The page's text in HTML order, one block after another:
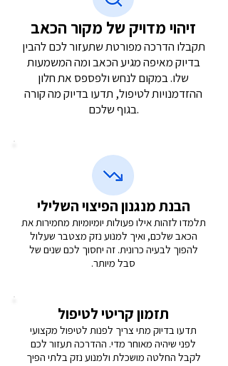
זיהוי מדויק של מקור הכאב
תקבלו הדרכה מפורטת שתעזור לכם להבין
בדיוק מאיפה מגיע הכאב ומה המשמעות
שלו. במקום לנחש ולפספס את חלון
ההזדמנויות לטיפול, תדעו בדיוק מה קורה
בגוף שלכם.
הבנת מנגנון הפיצוי השלילי
תלמדו לזהות אילו פעולות יומיומיות מחמירות את
הכאב שלכם, ואיך למנוע נזק מצטבר שעלול
להפוך לבעיה כרונית. זה יחסוך לכם שנים של
סבל מיותר.
תזמון קריטי לטיפול
תדעו בדיוק מתי צריך לפנות לטיפול מקצועי
לפני שיהיה מאוחר מדי. ההדרכה תעזור לכם
לקבל החלטה מושכלת ולמנוע נזק בלתי הפיך